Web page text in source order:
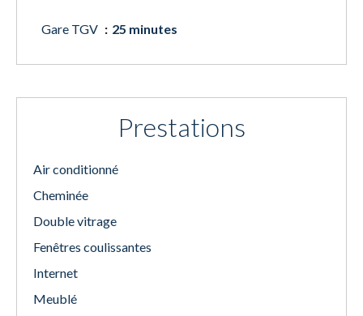
Gare TGV 25 minutes
Prestations
Air conditionné
Cheminée
Double vitrage
Fenêtres coulissantes
Internet
Meublé